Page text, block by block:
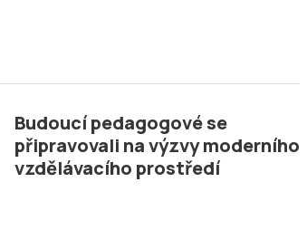
Budoucí pedagogové se
připravovali na výzvy moderního
vzdělávacího prostředí